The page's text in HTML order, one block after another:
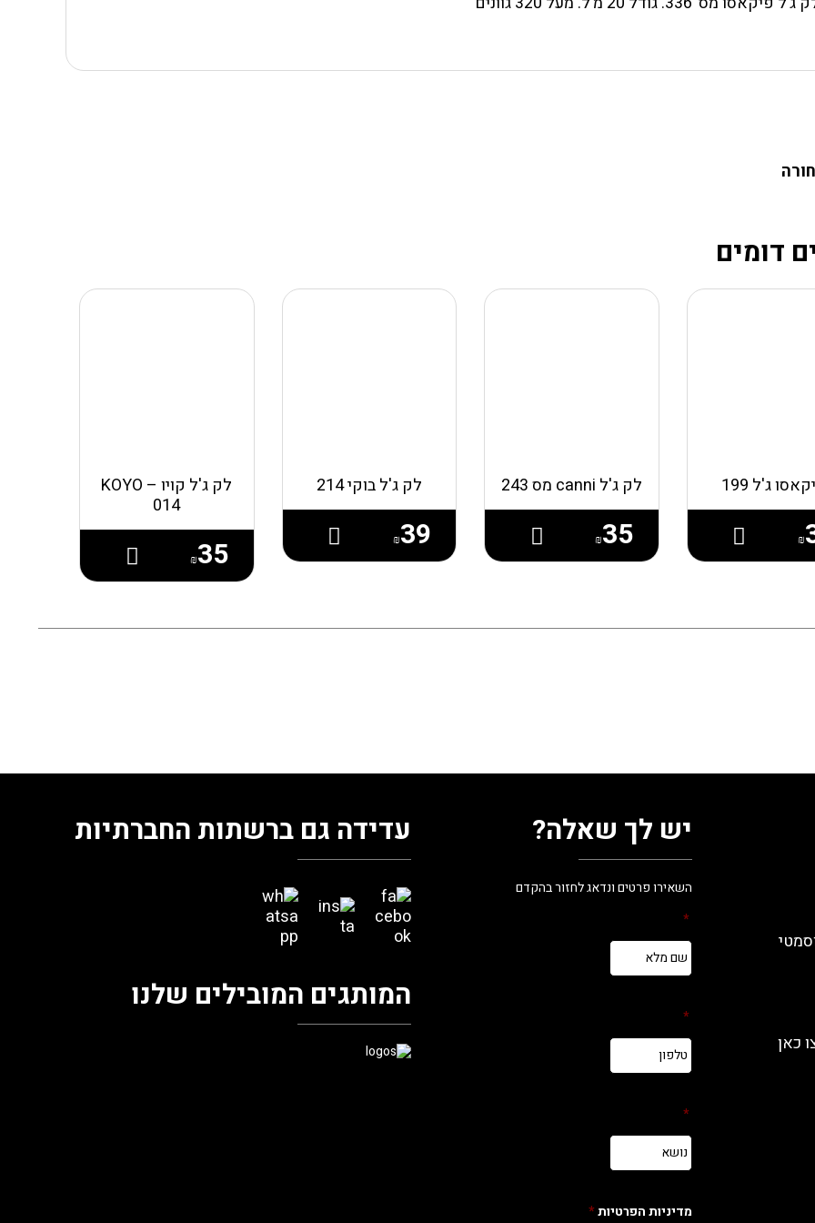
דומים
ג'ל 199
₪
לק ג'ל canni מס 243
₪35
לק ג'ל בוקי 214
₪39
לק ג'ל קויו – KOYO
014
₪35
כאן
יש לך שאלה?
השאירו פרטים ונדאג לחזור בהקדם
*
*
*
מדיניות הפרטיות*
עדידה גם ברשתות החברתיות
המותגים המובילים שלנו